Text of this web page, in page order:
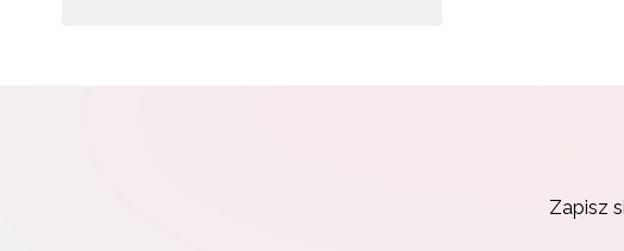
Zapisz
Wyrażam